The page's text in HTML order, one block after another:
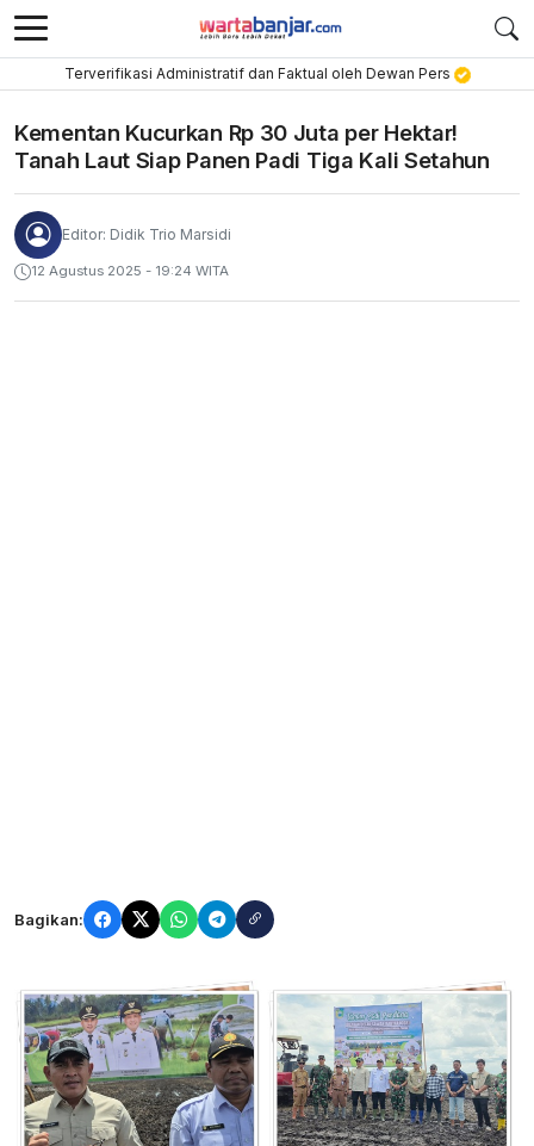
Terverifikasi Administratif dan Faktual oleh Dewan Pers
Kementan Kucurkan Rp 30 Juta per Hektar!
Tanah Laut Siap Panen Padi Tiga Kali Setahun
Editor: Didik Trio Marsidi
12 Agustus 2025 - 19:24 WITA
Bagikan: